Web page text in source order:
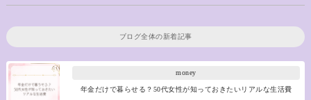
ブログ全体の新着記事
money
年金だけで暮らせる？50代女性が知っておきたいリアルな生活費